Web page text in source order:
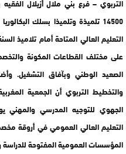
14500 تلميذة وتلميذا بسلك
التعليم العالي المتاحة أمام تلاميذ
على مختلف القطاعات المكونة
الصعيد الوطني وبآفاق التشغيل.
والتخطيط التربوي أن الجمعية
الجهوي للتوجيه المدرسي والمهني
التعليم العالي العمومي في أروقة
المؤسسات العمومية المفتوحة للدراسة